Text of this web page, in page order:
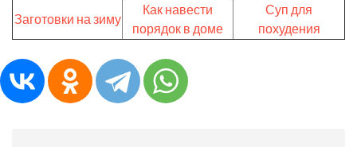
Заготовки на зиму
Как навести
порядок в доме
Суп для
похудения